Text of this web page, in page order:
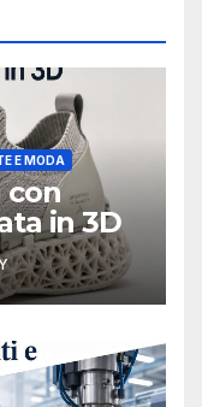
E MODA
con
in 3D